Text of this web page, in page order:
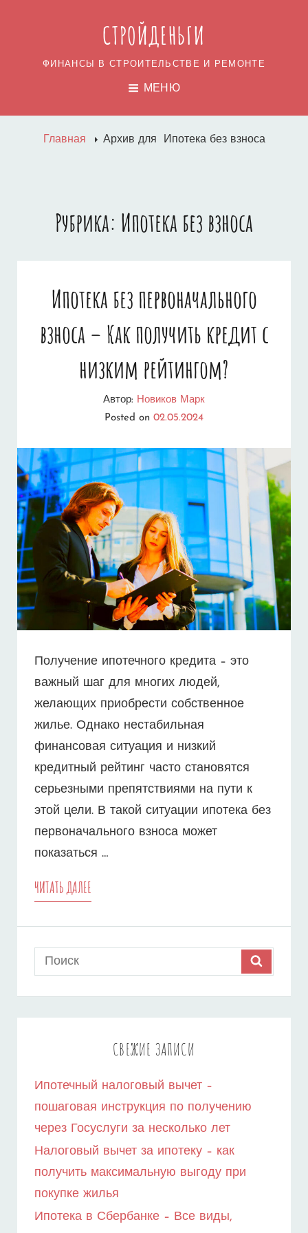
СТРОЙДЕНЬГИ
ФИНАНСЫ В СТРОИТЕЛЬСТВЕ И РЕМОНТЕ
МЕНЮ
Главная Архив для Ипотека без взноса
Рубрика: Ипотека без взноса
Ипотека без первоначального
взноса – Как получить кредит с
низким рейтингом?
Автор: Новиков Марк
Posted on 02.05.2024
Получение ипотечного кредита – это
важный шаг для многих людей,
желающих приобрести собственное
жилье. Однако нестабильная
финансовая ситуация и низкий
кредитный рейтинг часто становятся
серьезными препятствиями на пути к
этой цели. В такой ситуации ипотека без
первоначального взноса может
показаться …
ЧИТАТЬ ДАЛЕЕ
ПОЛУЧИТЬ
НИЗКИМ
РЕЙТИНГОМ?
Search
for:
СВЕЖИЕ ЗАПИСИ
Ипотечный налоговый вычет –
пошаговая инструкция по получению
через Госуслуги за несколько лет
Налоговый вычет за ипотеку – как
получить максимальную выгоду при
покупке жилья
Ипотека в Сбербанке – Все виды,